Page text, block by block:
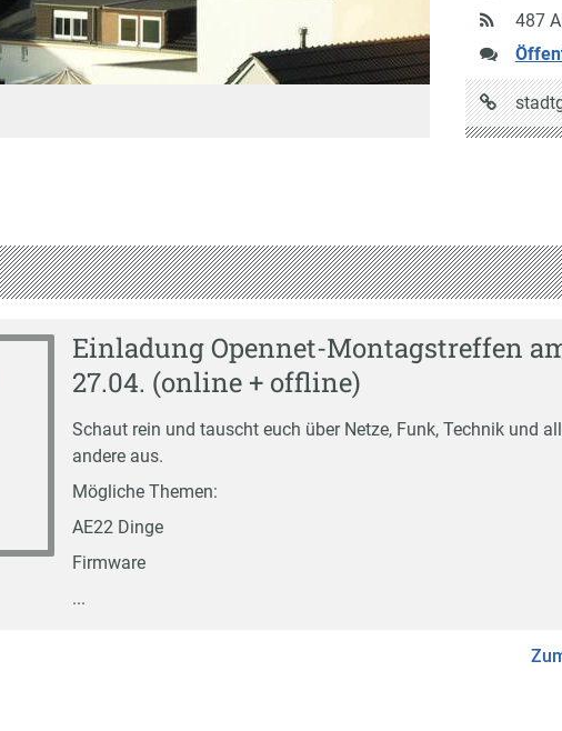
487
URL
auf
Einladung Opennet-Montagstreffen
27.04. (online + offline)
Schaut rein und tauscht euch über Netze, Funk, Technik und
andere aus.
Mögliche Themen:
AE22 Dinge
Firmware
...